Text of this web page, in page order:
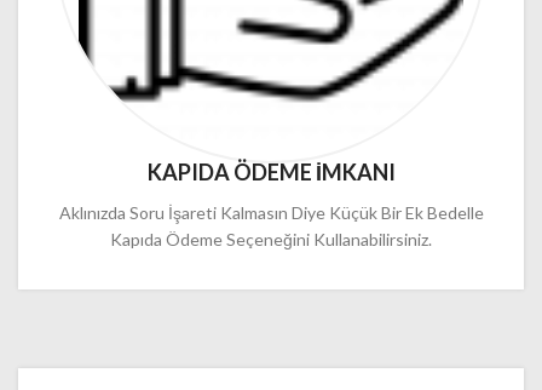
KAPIDA ÖDEME İMKANI
Aklınızda Soru İşareti Kalmasın Diye Küçük Bir Ek Bedelle
Kapıda Ödeme Seçeneğini Kullanabilirsiniz.